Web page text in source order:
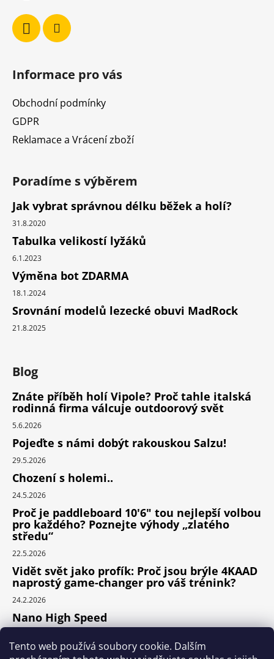
Tento web používá soubory cookie. Dalším
Informace pro vás
Obchodní podmínky
GDPR
Reklamace a Vrácení zboží
Poradíme s výběrem
Jak vybrat správnou délku běžek a holí?
31.8.2020
Tabulka velikostí lyžáků
6.1.2023
Výměna bot ZDARMA
18.1.2024
Srovnání modelů lezecké obuvi MadRock
21.8.2025
Blog
Znáte příběh holí Vipole? Proč tahle italská
rodinná firma válcuje outdoorový svět
5.6.2026
Pojeďte s námi dobýt rakouskou Salzu!
29.5.2026
Chození s holemi..
24.5.2026
Proč je paddleboard 10'6" tou nejlepší volbou
pro každého? Poznejte výhody „zlatého
středu“
22.5.2026
Vidět svět jako profík: Proč jsou brýle 4KAAD
naprostý game-changer pro váš trénink?
24.2.2026
Nano High Speed
Nejlepší cyklodoplňky v porovnání cena /